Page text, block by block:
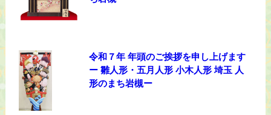
令和７年 年頭のご挨拶を申し上げます
ー 雛人形・五月人形 小木人形 埼玉 人
形のまち岩槻ー